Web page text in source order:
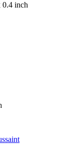
0.4 inch